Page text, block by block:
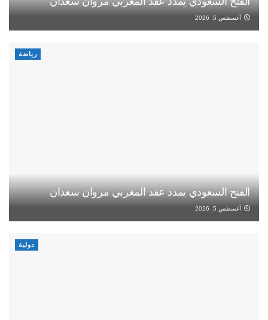
أغسطس 5, 2026
رياضة
الفتح السعودي يمدد عقد المغربي مروان سعدان
أغسطس 5, 2026
دولية